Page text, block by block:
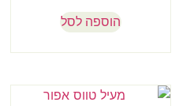
הוספה לסל